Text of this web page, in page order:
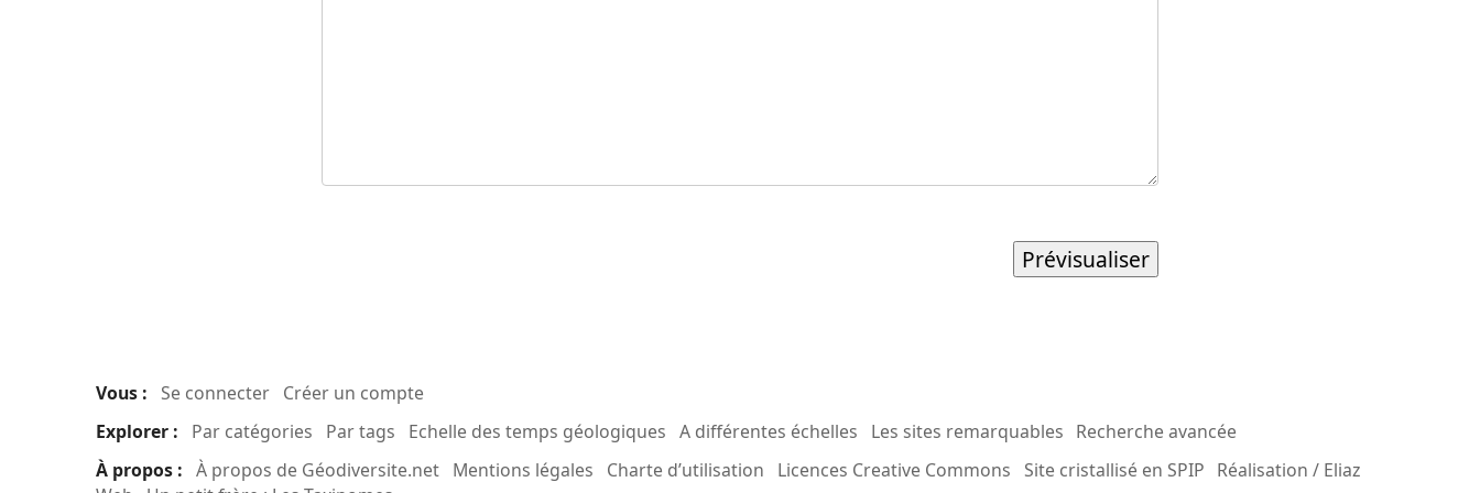
Vous : Se connecter Créer un compte
Explorer :
Par catégories Par tags Echelle des temps géologiques A différentes échelles Les sites remarquables Recherche avancée
À propos : À propos de Géodiversite.net Mentions légales Charte d’utilisation Licences Creative Commons Site cristallisé en SPIP Réalisation / Eliaz